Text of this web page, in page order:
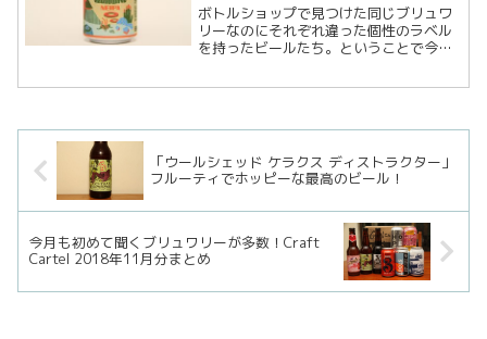
ボトルショップで見つけた同じブリュワ
リーなのにそれぞれ違った個性のラベル
を持ったビールたち。ということで今回
ルを3本連続で紹介していきます。まずト
「ウールシェッド ケラクス ディストラクター」
フルーティでホッピーな最高のビール！
今月も初めて聞くブリュワリーが多数！Craft
Cartel 2018年11月分まとめ